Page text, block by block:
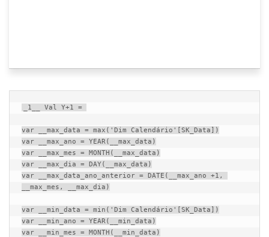
_1__ Val Y+1 =
var __max_data = max('Dim Calendário'[SK_Data])
var __max_ano = YEAR(__max_data)
var __max_mes = MONTH(__max_data)
var __max_dia = DAY(__max_data)
var __max_data_ano_anterior = DATE(__max_ano +1,
__max_mes, __max_dia)
var __min_data = min('Dim Calendário'[SK_Data])
var __min_ano = YEAR(__min_data)
var __min_mes = MONTH(__min_data)